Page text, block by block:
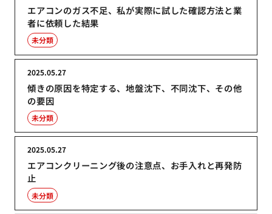
エアコンのガス不足、私が実際に試した確認方法と業
者に依頼した結果
未分類
傾きの原因を特定する、地盤沈下、不同沈下、その他
の要因
2025.05.27
未分類
エアコンクリーニング後の注意点、お手入れと再発防
止
2025.05.27
未分類